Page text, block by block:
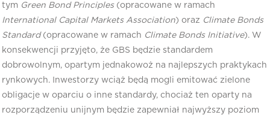
tym Green Bond Principles(opracowane w ramach
International Capital Markets Association) oraz Climate Bonds
Standard(opracowane w ramach Climate Bonds Initiative). W
konsekwencji przyjęto, że GBS będzie standardem
dobrowolnym, opartym jednakowoż na najlepszych praktykach
rynkowych. Inwestorzy wciąż będą mogli emitować zielone
obligacje w oparciu o inne standardy, chociaż ten oparty na
rozporządzeniu unijnym będzie zapewniał najwyższy poziom